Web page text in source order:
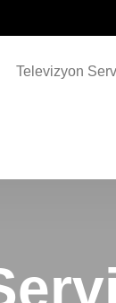
Televizyon